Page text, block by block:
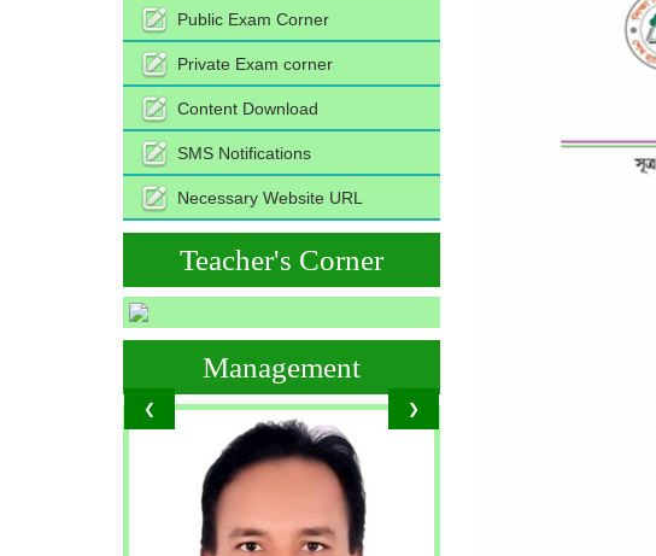
Public Exam Corner
Private Exam corner
Content Download
SMS Notifications
Necessary Website URL
Teacher's Corner
❮ ❯
Management